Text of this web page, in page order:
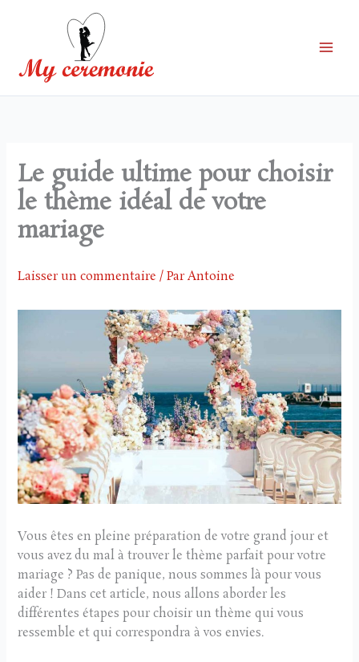
Le guide ultime pour choisir
le thème idéal de votre
mariage
Laisser un commentaire / ParAntoine
Vous êtes en pleine préparation de votre grand jour et
vous avez du mal à trouver le thème parfait pour votre
mariage ? Pas de panique, nous sommes là pour vous
aider ! Dans cet article, nous allons aborder les
différentes étapes pour choisir un thème qui vous
ressemble et qui correspondra à vos envies.